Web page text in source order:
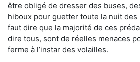
être obligé de dresser des buses,
hiboux pour guetter toute la nuit
faut dire que la majorité de ces
dire tous, sont de réelles menaces
ferme à l’instar des volailles.